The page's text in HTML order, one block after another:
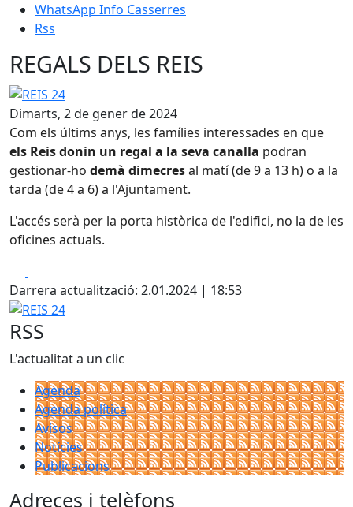
WhatsApp Info Casserres
Rss
REGALS DELS REIS
REIS 24
Dimarts, 2 de gener de 2024
Com els últims anys, les famílies interessades en que
els Reis donin un regal a la seva canalla podran
gestionar-ho demà dimecresal matí (de 9 a 13 h) o a la
tarda (de 4 a 6) a l'Ajuntament.
L'accés serà per la porta històrica de l'edifici, no la de les
oficines actuals.
Darrera actualització: 2.01.2024 | 18:53
REIS 24
RSS
L'actualitat a un clic
Agenda
Agenda política
Avisos
Notícies
Publicacions
Adreces i telèfons